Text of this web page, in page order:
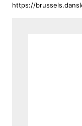
https://